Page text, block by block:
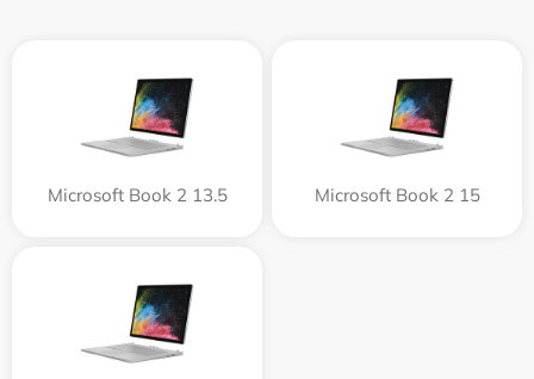
Microsoft Book 2 13.5 Microsoft Book 2 15